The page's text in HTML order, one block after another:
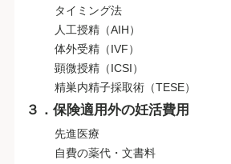
タイミング法
人工授精（AIH）
体外受精（IVF）
顕微授精（ICSI）
精巣内精子採取術（TESE）
３．保険適用外の妊活費用
先進医療
自費の薬代・文書料